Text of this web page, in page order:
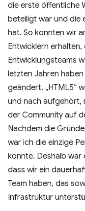
die erste öffentliche
beteiligt war und die
hat. So konnten wir
Entwicklern
Entwicklungsteams
letzten Jahren
geändert. „HTML5“
und nach aufgehört,
der Community auf
Nachdem die
war ich die einzige
konnte. Deshalb war
dass wir ein
Team haben, das
Infrastruktur